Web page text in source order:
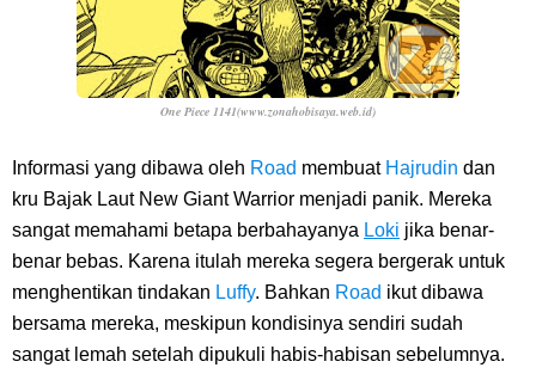
One Piece 1141(www.zonahobisaya.web.id)
Informasi yang dibawa oleh Road membuat Hajrudin dan
kru Bajak Laut New Giant Warrior menjadi panik. Mereka
sangat memahami betapa berbahayanya Loki jika benar-
benar bebas. Karena itulah mereka segera bergerak untuk
menghentikan tindakan Luffy. Bahkan Road ikut dibawa
bersama mereka, meskipun kondisinya sendiri sudah
sangat lemah setelah dipukuli habis-habisan sebelumnya.